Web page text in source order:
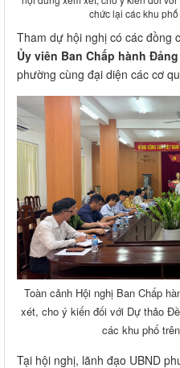
chức lại các khu
Tham dự hội nghị có các đồng
Ủy viên Ban Chấp hành
phường cùng đại diện các cơ
Toàn cảnh Hội nghị Ban Chấp
xét, cho ý kiến đối với Dự thảo
các khu phố
Tại hội nghị, lãnh đạo UBND